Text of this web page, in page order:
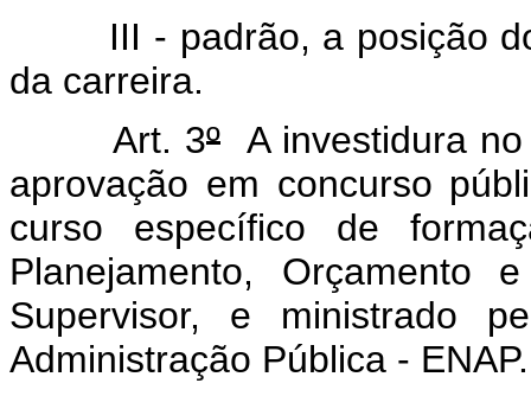
III - padrão, a posição do
da carreira.
Art. 3º A investidura
aprovação em concurso
curso específico de
Planejamento, Orçamento
Supervisor, e ministrado
Administração Pública - ENAP.